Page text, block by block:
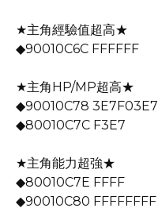
★主角經驗值超高★
◆90010C6C FFFFFF
★主角HP/MP超高★
◆90010C78 3E7F03E7
◆80010C7C F3E7
★主角能力超強★
◆80010C7E FFFF
◆90010C80 FFFFFFFF